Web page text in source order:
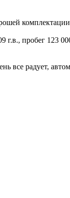
пробег 123
все радует,